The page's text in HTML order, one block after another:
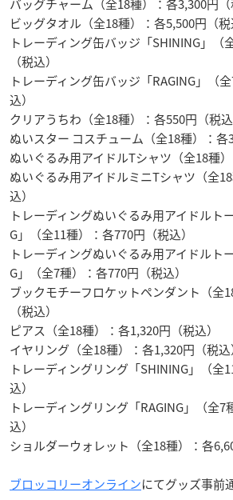
バッグチャーム（全18種）：各3,300円（
ビッグタオル（全18種）：各5,500円（税
トレーディング缶バッジ「SHINING」（
（税込）
トレーディング缶バッジ「RAGING」（
込）
クリアうちわ（全18種）：各550円（税込
ぬいスター コスチューム（全18種）：各
ぬいぐるみ用アイドルTシャツ（全18種）
ぬいぐるみ用アイドルミニTシャツ（全
込）
トレーディングぬいぐるみ用アイドルト
G」（全11種）：各770円（税込）
トレーディングぬいぐるみ用アイドルト
G」（全7種）：各770円（税込）
ブックモチーフロケットペンダント（全
（税込）
ピアス（全18種）：各1,320円（税込）
イヤリング（全18種）：各1,320円（税込
トレーディングリング「SHINING」（全
込）
トレーディングリング「RAGING」（全
込）
ショルダーウォレット（全18種）：各
ブロッコリーオンラインにてグッズ事前